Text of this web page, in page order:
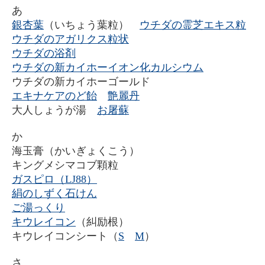
あ
銀杏葉 （いちょう葉粒） ウチダの霊芝エキス粒
ウチダのアガリクス粒状
ウチダの浴剤
ウチダの新カイホーイオン化カルシウム
ウチダの新カイホーゴールド
エキナケアのど飴
艶麗丹
大人しょうが湯 お屠蘇
か
海玉膏（かいぎょくこう）
キングメシマコブ顆粒
ガスピロ（LJ88）
絹のしずく石けん
ご湯っくり
キウレイコン （糾励根）
キウレイコンシート（ S M）
さ